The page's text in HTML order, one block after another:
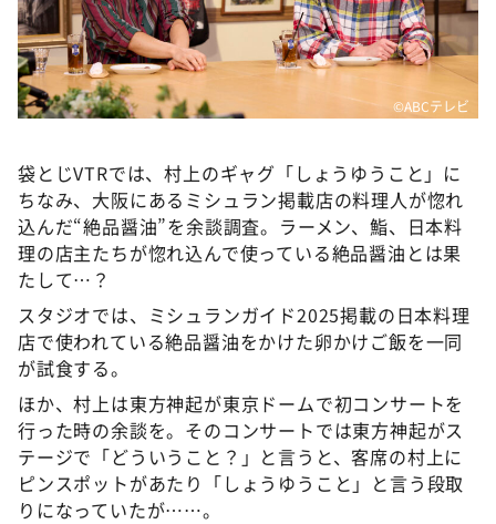
©ABCテレビ
袋とじVTRでは、村上のギャグ「しょうゆうこと」に
ちなみ、大阪にあるミシュラン掲載店の料理人が惚れ
込んだ“絶品醤油”を余談調査。ラーメン、鮨、日本料
理の店主たちが惚れ込んで使っている絶品醤油とは果
たして…？
スタジオでは、ミシュランガイド2025掲載の日本料理
店で使われている絶品醤油をかけた卵かけご飯を一同
が試食する。
ほか、村上は東方神起が東京ドームで初コンサートを
行った時の余談を。そのコンサートでは東方神起がス
テージで「どういうこと？」と言うと、客席の村上に
ピンスポットがあたり「しょうゆうこと」と言う段取
りになっていたが……。